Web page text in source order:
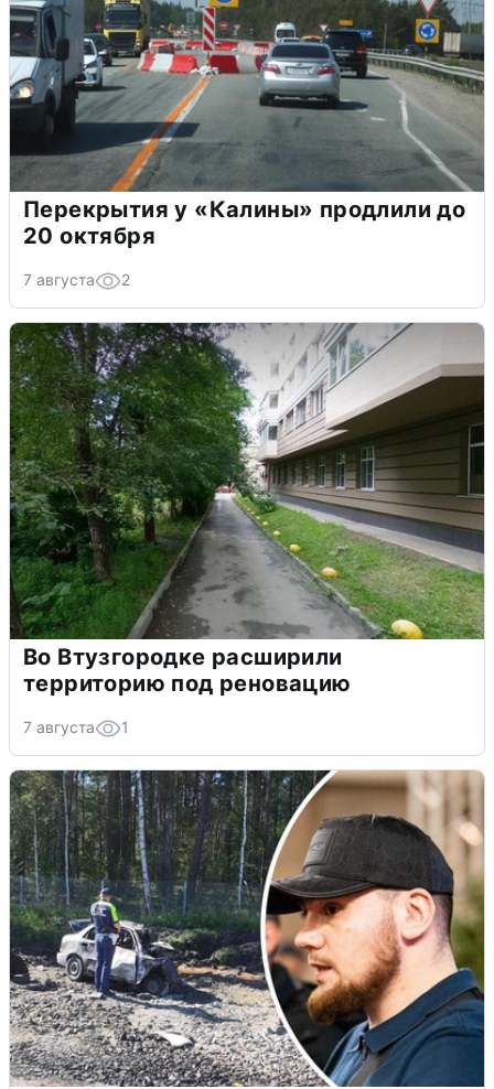
Перекрытия у «Калины» продлили до
20 октября
7 августа 2
Во Втузгородке расширили
территорию под реновацию
7 августа 1